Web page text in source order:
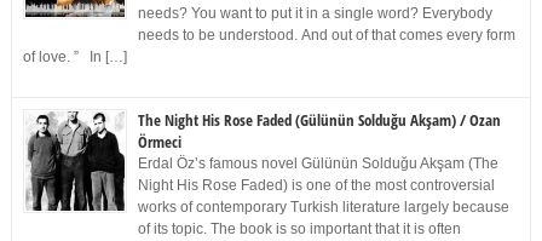
needs? You want to put it in a single word? Everybody
needs to be understood. And out of that comes every form
of love. ” In […]
The Night His Rose Faded (Gülünün Solduğu Akşam) / Ozan
Örmeci
Erdal Öz’s famous novel Gülünün Solduğu Akşam (The
Night His Rose Faded) is one of the most controversial
works of contemporary Turkish literature largely because
of its topic. The book is so important that it is often